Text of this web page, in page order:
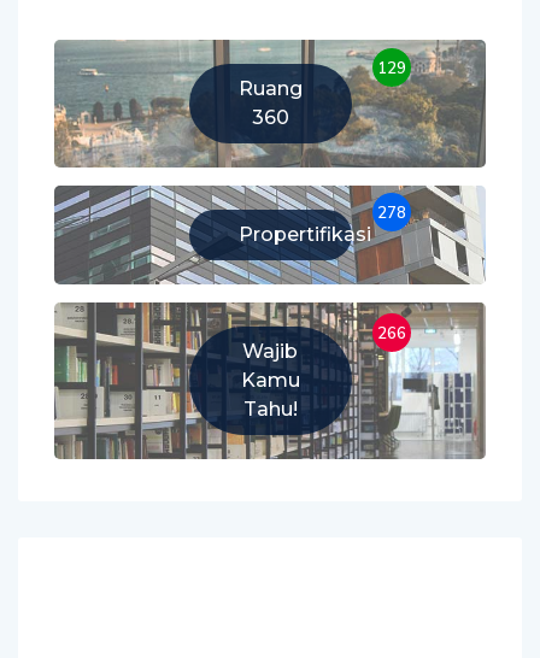
Ruang
360
129
Propertifikasi
278
Wajib
Kamu
Tahu!
266